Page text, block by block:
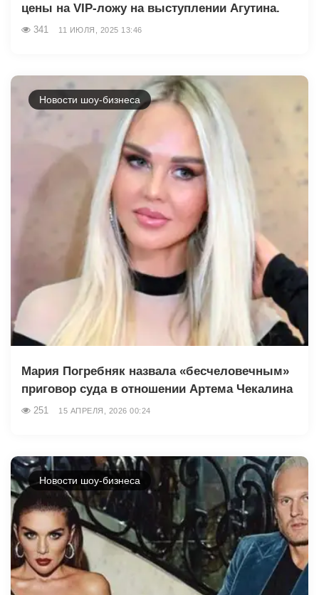
цены на VIP-ложу на выступлении Агутина.
341 11 ИЮЛЯ, 2025 13:46
Новости шоу-бизнеса
Мария Погребняк назвала «бесчеловечным»
приговор суда в отношении Артема Чекалина
251 15 АПРЕЛЯ, 2026 00:24
Новости шоу-бизнеса